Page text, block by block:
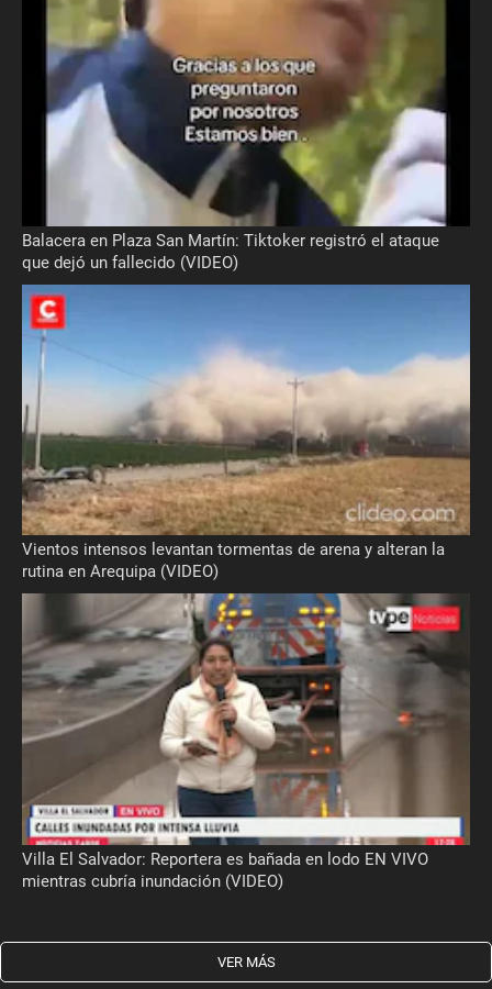
Balacera en Plaza San Martín: Tiktoker registró el ataque
que dejó un fallecido (VIDEO)
Vientos intensos levantan tormentas de arena y alteran la
rutina en Arequipa (VIDEO)
Villa El Salvador: Reportera es bañada en lodo EN VIVO
mientras cubría inundación (VIDEO)
VER MÁS